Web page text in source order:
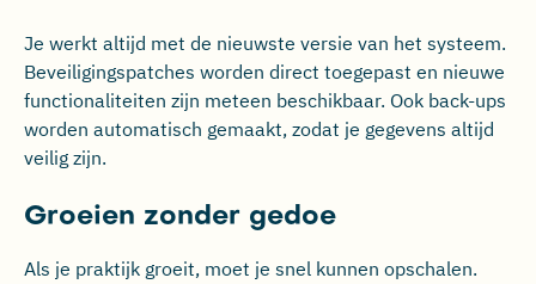
Je werkt altijd met de nieuwste versie van het systeem.
Beveiligingspatches worden direct toegepast en nieuwe
functionaliteiten zijn meteen beschikbaar. Ook back-ups
worden automatisch gemaakt, zodat je gegevens altijd
veilig zijn.
Groeien zonder gedoe
Als je praktijk groeit, moet je snel kunnen opschalen.